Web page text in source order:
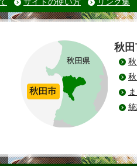
サイトの使い方 リンク集
秋